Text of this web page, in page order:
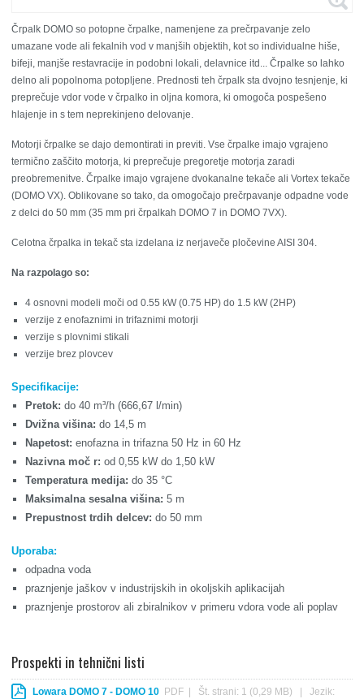
Črpalk DOMO so potopne črpalke, namenjene za prečrpavanje zelo
umazane vode ali fekalnih vod v manjših objektih, kot so individualne hiše,
bifeji, manjše restavracije in podobni lokali, delavnice itd... Črpalke so lahko
delno ali popolnoma potopljene. Prednosti teh črpalk sta dvojno tesnjenje, ki
preprečuje vdor vode v črpalko in oljna komora, ki omogoča pospešeno
hlajenje in s tem neprekinjeno delovanje.
Motorji črpalke se dajo demontirati in previti. Vse črpalke imajo vgrajeno
termično zaščito motorja, ki preprečuje pregoretje motorja zaradi
preobremenitve. Črpalke imajo vgrajene dvokanalne tekače ali Vortex tekače
(DOMO VX). Oblikovane so tako, da omogočajo prečrpavanje odpadne vode
z delci do 50 mm (35 mm pri črpalkah DOMO 7 in DOMO 7VX).
Celotna črpalka in tekač sta izdelana iz nerjaveče pločevine AISI 304.
Na razpolago so:
4 osnovni modeli moči od 0.55 kW (0.75 HP) do 1.5 kW (2HP)
verzije z enofaznimi in trifaznimi motorji
verzije s plovnimi stikali
verzije brez plovcev
Specifikacije:
Pretok: do 40 m³/h (666,67 l/min)
Dvižna višina: do 14,5 m
Napetost: enofazna in trifazna 50 Hz in 60 Hz
Nazivna moč r: od 0,55 kW do 1,50 kW
Temperatura medija: do 35 °C
Maksimalna sesalna višina: 5 m
Prepustnost trdih delcev: do 50 mm
Uporaba:
odpadna voda
praznjenje jaškov v industrijskih in okoljskih aplikacijah
praznjenje prostorov ali zbiralnikov v primeru vdora vode ali poplav
Prospekti in tehnični listi
Lowara DOMO 7 - DOMO 10 PDF | Št. strani: 1 (0,29 MB) | Jezik: